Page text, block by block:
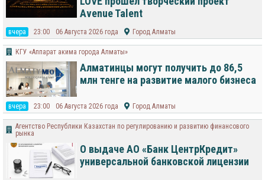
Avenue Talent
вчера 23:00 06 Августа 2026 года Город Алматы
КГУ «Аппарат акима города Алматы»
Алматинцы могут получить до 86,5
млн тенге на развитие малого бизнеса
вчера 23:00 06 Августа 2026 года Город Алматы
Агентство Республики Казахстан по регулированию и развитию финансового
рынка
О выдаче АО «Банк ЦентрКредит»
универсальной банковской лицензии